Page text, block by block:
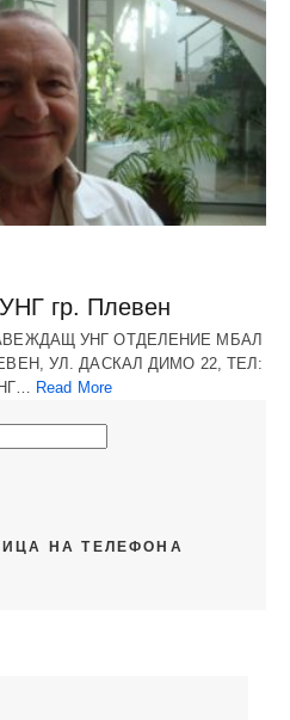
гр. Плевен
УНГ ОТДЕЛЕНИЕ МБАЛ
УЛ. ДАСКАЛ ДИМО 22, ТЕЛ:
Read More
НА ТЕЛЕФОНА